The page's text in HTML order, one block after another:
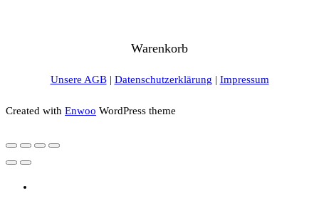
Warenkorb
Unsere AGB| Datenschutzerklärung | Impressum
Created with Enwoo WordPress theme